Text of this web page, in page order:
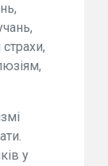
у